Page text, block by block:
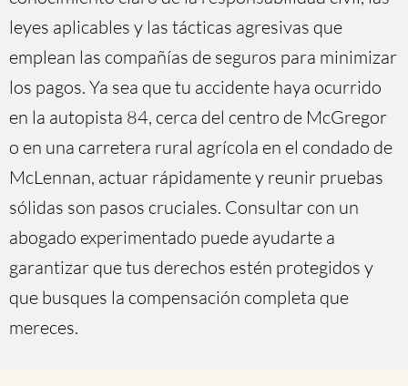
leyes aplicables y las tácticas agresivas que
emplean las compañías de seguros para minimizar
los pagos. Ya sea que tu accidente haya ocurrido
en la autopista 84, cerca del centro de McGregor
o en una carretera rural agrícola en el condado de
McLennan, actuar rápidamente y reunir pruebas
sólidas son pasos cruciales. Consultar con un
abogado experimentado puede ayudarte a
garantizar que tus derechos estén protegidos y
que busques la compensación completa que
mereces.